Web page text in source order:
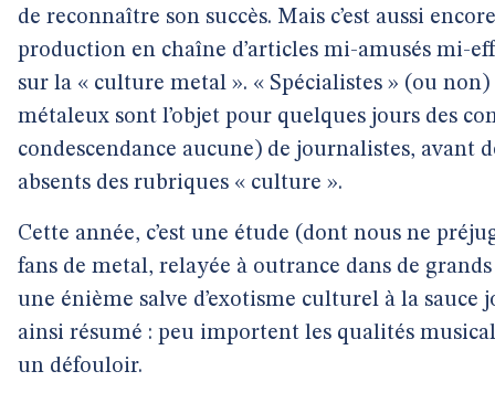
de reconnaître son succès. Mais c’est aussi
production en chaîne d’articles mi-amusés mi-
sur la « culture metal ». « Spécialistes » (ou non)
métaleux sont l’objet pour quelques jours des
condescendance aucune) de journalistes, avant
absents des rubriques « culture ».
Cette année, c’est une étude (dont nous ne
fans de metal, relayée à outrance dans de
une énième salve d’exotisme culturel à la sauce
ainsi résumé : peu importent les qualités
un défouloir.